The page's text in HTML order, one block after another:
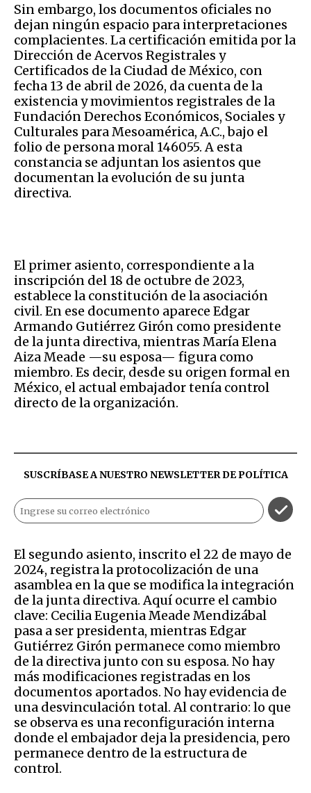
Sin embargo, los documentos oficiales no
dejan ningún espacio para interpretaciones
complacientes. La certificación emitida por la
Dirección de Acervos Registrales y
Certificados de la Ciudad de México, con
fecha 13 de abril de 2026, da cuenta de la
existencia y movimientos registrales de la
Fundación Derechos Económicos, Sociales y
Culturales para Mesoamérica, A.C., bajo el
folio de persona moral 146055. A esta
constancia se adjuntan los asientos que
documentan la evolución de su junta
directiva.
El primer asiento, correspondiente a la
inscripción del 18 de octubre de 2023,
establece la constitución de la asociación
civil. En ese documento aparece Edgar
Armando Gutiérrez Girón como presidente
de la junta directiva, mientras María Elena
Aiza Meade —su esposa— figura como
miembro. Es decir, desde su origen formal en
México, el actual embajador tenía control
directo de la organización.
SUSCRÍBASE A NUESTRO NEWSLETTER DEPOLÍTICA
El segundo asiento, inscrito el 22 de mayo de
2024, registra la protocolización de una
asamblea en la que se modifica la integración
de la junta directiva. Aquí ocurre el cambio
clave: Cecilia Eugenia Meade Mendizábal
pasa a ser presidenta, mientras Edgar
Gutiérrez Girón permanece como miembro
de la directiva junto con su esposa. No hay
más modificaciones registradas en los
documentos aportados. No hay evidencia de
una desvinculación total. Al contrario: lo que
se observa es una reconfiguración interna
donde el embajador deja la presidencia, pero
permanece dentro de la estructura de
control.